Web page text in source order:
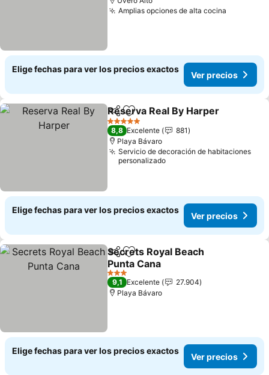
Amplias opciones de alta cocina
Elige fechas para ver los precios exactos
Ver precios
CompartirAgregar a favoritos
Reserva Real By Harper
5 Estrellas
8,8 Excelente
881
Playa Bávaro
Servicio de decoración de habitaciones
personalizado
Elige fechas para ver los precios exactos
Ver precios
CompartirAgregar a favoritos
Secrets Royal Beach
Punta Cana
Ver precios
3 Estrellas
9,1 Excelente
27.904
Playa Bávaro
Elige fechas para ver los precios exactos
Ver precios